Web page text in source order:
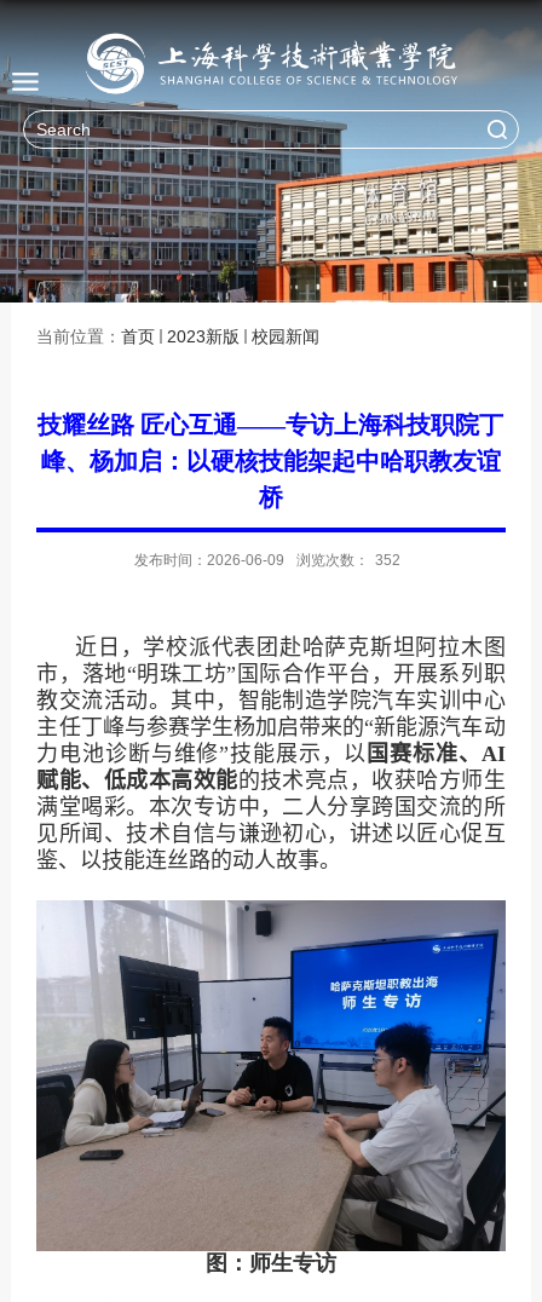
当前位置：首页 2023新版 校园新闻
技耀丝路 匠心互通——专访上海科技职院丁
峰、杨加启：以硬核技能架起中哈职教友谊
桥
发布时间：2026-06-09 浏览次数： 352
近日，学校派代表团赴哈萨克斯坦阿拉木图
市，落地“明珠工坊”国际合作平台，开展系列职
教交流活动。其中，智能制造学院汽车实训中心
主任丁峰与参赛学生杨加启带来的“新能源汽车动
力电池诊断与维修”技能展示，以 国赛标准、 AI
赋能、低成本高效能的技术亮点，收获哈方师生
满堂喝彩。本次专访中，二人分享跨国交流的所
见所闻、技术自信与谦逊初心，讲述以匠心促互
鉴、以技能连丝路的动人故事。
图：师生专访